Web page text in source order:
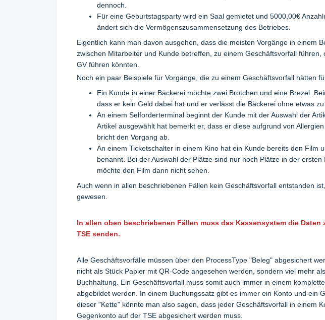
dennoch.
Für eine Geburtstagsparty wird ein Saal gemietet und 5000,00€
ändert sich die Vermögenszusammensetzung des Betriebes.
Eigentlich kann man davon ausgehen, dass die meisten Vorgänge in einem
zwischen Mitarbeiter und Kunde betreffen, zu einem Geschäftsvorfall führen,
GV führen könnten.
Noch ein paar Beispiele für Vorgänge, die zu einem Geschäftsvorfall hätten
Ein Kunde in einer Bäckerei möchte zwei Brötchen und eine Brezel.
dass er kein Geld dabei hat und er verlässt die Bäckerei ohne etwas zu
An einem Selforderterminal beginnt der Kunde mit der Auswahl der
Artikel ausgewählt hat bemerkt er, dass er diese aufgrund von
bricht den Vorgang ab.
An einem Ticketschalter in einem Kino hat ein Kunde bereits den Film
benannt. Bei der Auswahl der Plätze sind nur noch Plätze in der
möchte den Film dann nicht sehen.
Auch wenn in allen beschriebenen Fällen kein Geschäftsvorfall entstanden
gewesen.
In allen oben beschriebenen Fällen muss das Kassensystem die Daten
TSE senden.
Alle Geschäftsvorfälle müssen über den ProcessType "Beleg" abgesichert
nicht als Stück Papier mit QR-Code angesehen werden, sondern viel mehr
Buchhaltung. Ein Geschäftsvorfall muss somit auch immer in einem
abgebildet werden. In einem Buchungssatz gibt es immer ein Konto und ein
dieser "Kette" könnte man also sagen, dass jeder Geschäftsvorfall in einem
Gegenkonto auf der TSE abgesichert werden muss.